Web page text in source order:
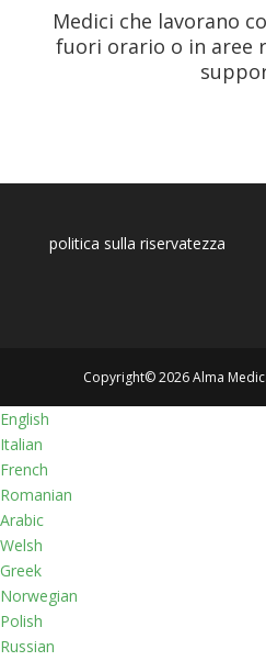
Medici che lavorano
fuori orario o in aree
politica sulla riservatezza
Copyright© 2026 Alma
English
Italian
French
Romanian
Arabic
Welsh
Greek
Norwegian
Polish
Russian